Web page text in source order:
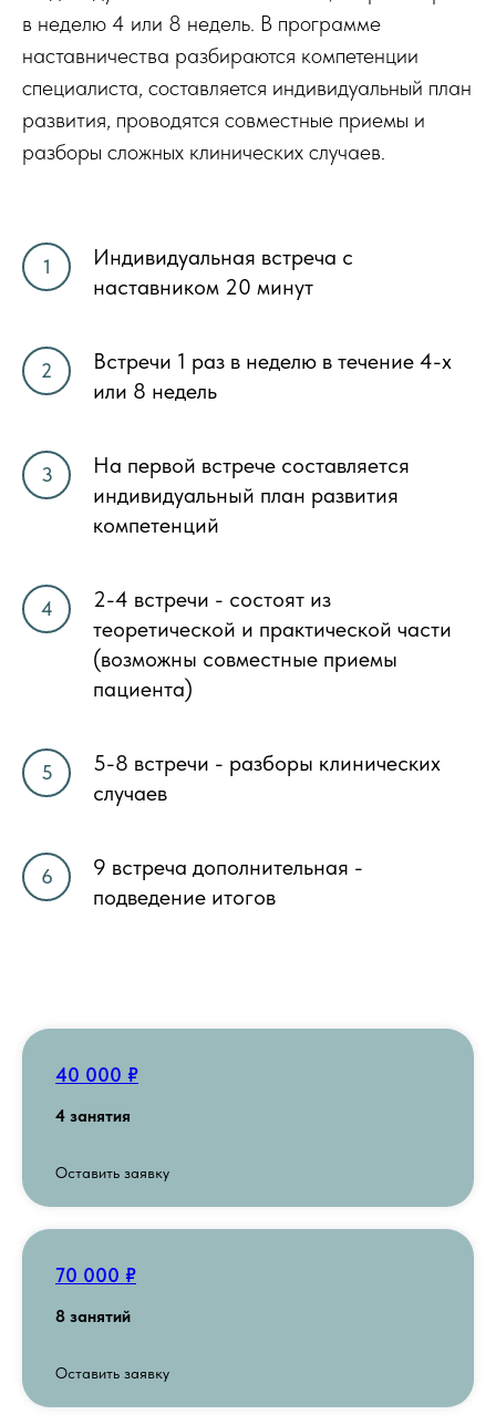
в неделю 4 или 8 недель. В программе
наставничества разбираются компетенции
специалиста, составляется индивидуальный план
развития, проводятся совместные приемы и
разборы сложных клинических случаев.
Индивидуальная встреча с
наставником 20 минут
Встречи 1 раз в неделю в течение 4-х
или 8 недель
На первой встрече составляется
индивидуальный план развития
компетенций
2-4 встречи - состоят из
теоретической и практической части
(возможны совместные приемы
пациента)
5-8 встречи - разборы клинических
случаев
9 встреча дополнительная -
подведение итогов
40 000 ₽
4 занятия
Оставить заявку
70 000 ₽
8 занятий
Оставить заявку